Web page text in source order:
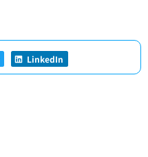
LinkedIn